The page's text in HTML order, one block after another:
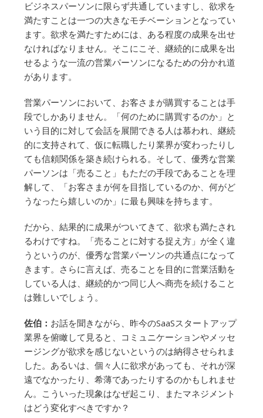
ビジネスパーソンに限らず共通していますし、欲求を
満たすことは一つの大きなモチベーションとなってい
ます。欲求を満たすためには、ある程度の成果を出せ
なければなりません。そこにこそ、継続的に成果を出
せるような一流の営業パーソンになるための分かれ道
があります。
営業パーソンにおいて、お客さまが購買することは手
段でしかありません。「何のために購買するのか」と
いう目的に対して会話を展開できる人は慕われ、継続
的に支持されて、仮に転職したり業界が変わったりし
ても信頼関係を築き続けられる。そして、優秀な営業
パーソンは「売ること」もただの手段であることを理
解して、「お客さまが何を目指しているのか、何がど
うなったら嬉しいのか」に最も興味を持ちます。
だから、結果的に成果がついてきて、欲求も満たされ
るわけですね。「売ることに対する捉え方」が全く違
うというのが、優秀な営業パーソンの共通点になって
きます。さらに言えば、売ることを目的に営業活動を
している人は、継続的かつ同じ人へ商売を続けること
は難しいでしょう。
佐伯： お話を聞きながら、昨今のSaaSスタートアップ
業界を俯瞰して見ると、コミュニケーションやメッセ
ージングが欲求を感じないというのは納得させられま
した。あるいは、個々人に欲求があっても、それが深
遠でなかったり、希薄であったりするのかもしれませ
ん。こういった現象はなぜ起こり、またマネジメント
はどう変化すべきですか？